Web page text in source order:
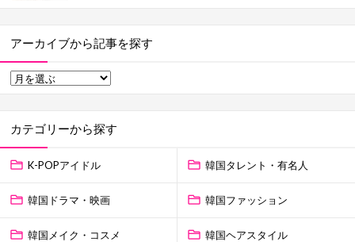
アーカイブから記事を探す
カテゴリーから探す
K-POPアイドル 韓国タレント・有名人
韓国ドラマ・映画 韓国ファッション
韓国メイク・コスメ 韓国ヘアスタイル